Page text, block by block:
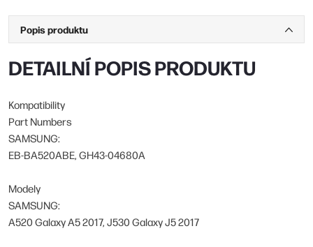
Popis produktu
DETAILNÍ POPIS PRODUKTU
Kompatibility
Part Numbers
SAMSUNG:
EB-BA520ABE, GH43-04680A
Modely
SAMSUNG:
A520 Galaxy A5 2017, J530 Galaxy J5 2017